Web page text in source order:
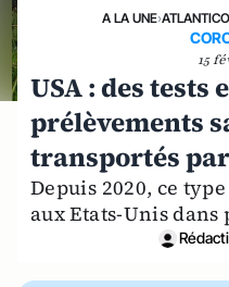
A LA UNE›
15
USA : des tests
prélèvements
transportés
Depuis 2020, ce
aux Etats-Unis